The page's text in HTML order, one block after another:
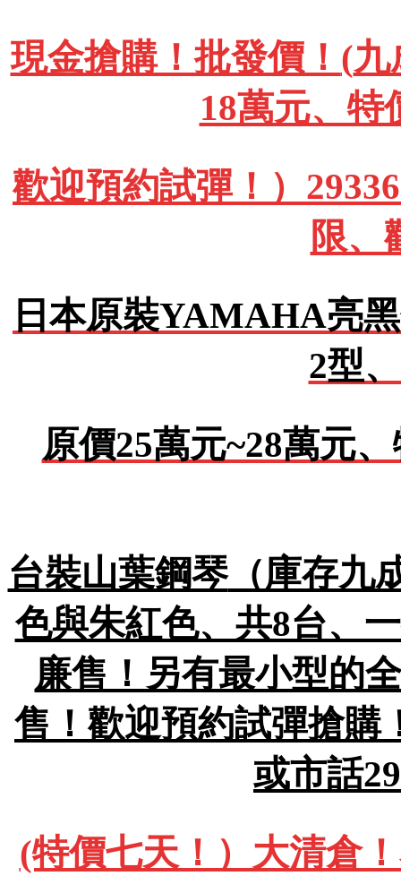
現金搶購！批發價！ (
18萬元、特
歡迎預約試彈！）
限、
日本原裝YAMAHA亮
2型
原價25萬元~28萬元
台裝山葉鋼琴（庫存九
色與朱紅色、共8台、
廉售！另有最小型的
售！歡迎預約試彈搶購
或市話
(特價七天！）大清倉